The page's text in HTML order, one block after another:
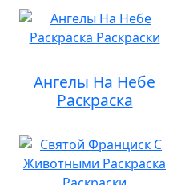
Ангелы На Небе
Раскраска